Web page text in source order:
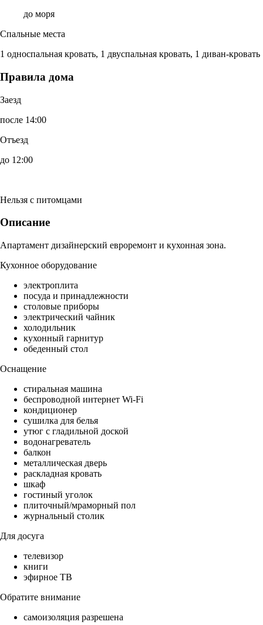
до моря
Спальные места
1 односпальная кровать, 1 двуспальная кровать, 1 диван-кровать
Правила дома
Заезд
после 14:00
Отъезд
до 12:00
Нельзя с питомцами
Описание
Апартамент дизайнерский евроремонт и кухонная зона.
Кухонное оборудование
электроплита
посуда и принадлежности
столовые приборы
электрический чайник
холодильник
кухонный гарнитур
обеденный стол
Оснащение
стиральная машина
беспроводной интернет Wi-Fi
кондиционер
сушилка для белья
утюг с гладильной доской
водонагреватель
балкон
металлическая дверь
раскладная кровать
шкаф
гостиный уголок
плиточный/мраморный пол
журнальный столик
Для досуга
телевизор
книги
эфирное ТВ
Обратите внимание
самоизоляция разрешена